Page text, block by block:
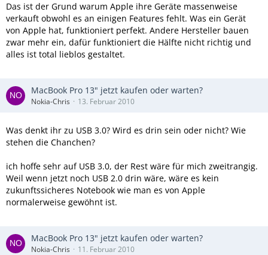
Das ist der Grund warum Apple ihre Geräte massenweise
verkauft obwohl es an einigen Features fehlt. Was ein Gerät
von Apple hat, funktioniert perfekt. Andere Hersteller bauen
zwar mehr ein, dafür funktioniert die Hälfte nicht richtig und
alles ist total lieblos gestaltet.
MacBook Pro 13" jetzt kaufen oder warten?
Nokia-Chris 13. Februar 2010
Was denkt ihr zu USB 3.0? Wird es drin sein oder nicht? Wie
stehen die Chanchen?
ich hoffe sehr auf USB 3.0, der Rest wäre für mich zweitrangig.
Weil wenn jetzt noch USB 2.0 drin wäre, wäre es kein
zukunftssicheres Notebook wie man es von Apple
normalerweise gewöhnt ist.
MacBook Pro 13" jetzt kaufen oder warten?
Nokia-Chris 11. Februar 2010